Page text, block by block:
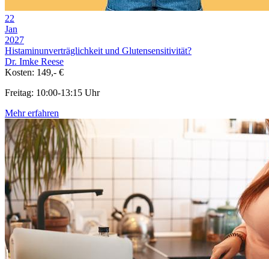
22
Jan
2027
Histaminunverträglichkeit und Glutensensitivität?
Dr. Imke Reese
Kosten: 149,- €
Freitag: 10:00-13:15 Uhr
Mehr erfahren